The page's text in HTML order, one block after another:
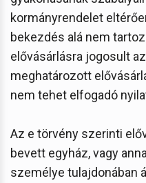
kormányrendelet
bekezdés alá nem
elővásárlásra jogosult
meghatározott
nem tehet elfogadó
Az e törvény szerinti
bevett egyház, vagy
személye tulajdonában